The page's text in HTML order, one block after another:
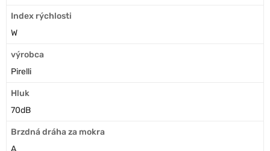
Index rýchlosti
W
výrobca
Pirelli
Hluk
70dB
Brzdná dráha za mokra
A